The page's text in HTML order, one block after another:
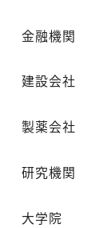
金融機関
建設会社
製薬会社
研究機関
大学院